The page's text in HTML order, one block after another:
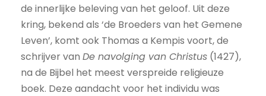
de innerlijke beleving van het geloof. Uit deze
kring, bekend als ‘de Broeders van het Gemene
Leven’, komt ook Thomas a Kempis voort, de
schrijver van De navolging van Christus (1427),
na de Bijbel het meest verspreide religieuze
boek. Deze aandacht voor het individu was